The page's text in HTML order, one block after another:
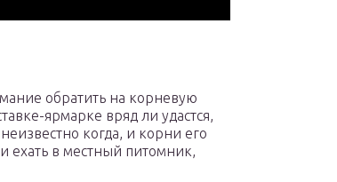
обратить на корневую
ярмарке вряд ли удастся,
когда, и корни его
ехать в местный питомник,